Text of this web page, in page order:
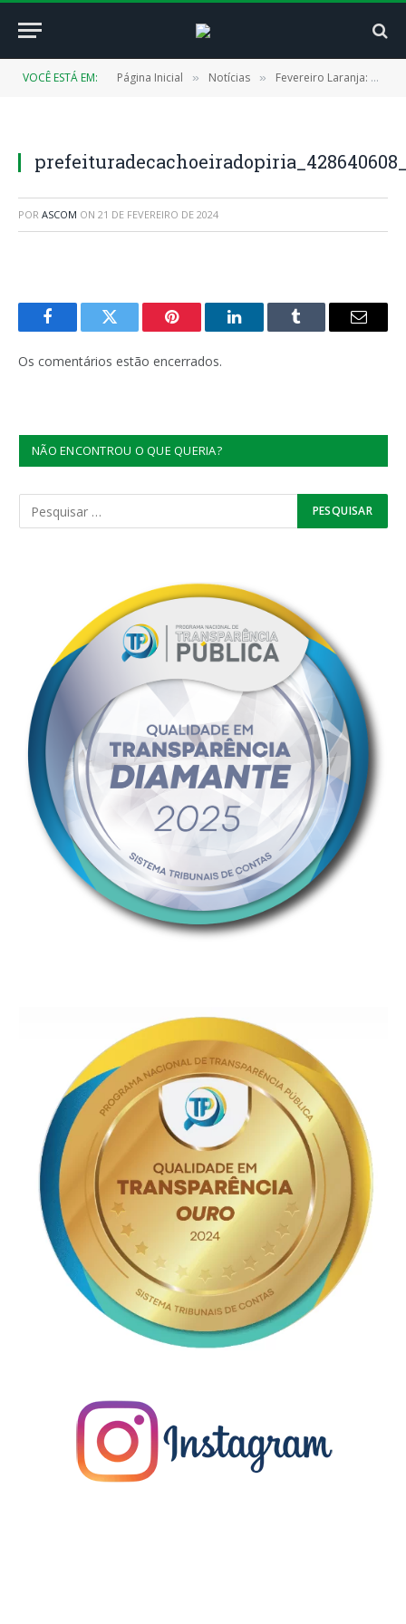
VOCÊ ESTÁ EM: Página Inicial » Notícias » Fevereiro Laranja: prefeitura realiza ações sobre prevenção da gravidez na adolescência
POR ASCOM ON 21 DE FEVEREIRO DE 2024
FacebookTwitter Pinterest LinkedInTumblr
E-
Os comentários estão encerrados.
NÃO ENCONTROU O QUE QUERIA?